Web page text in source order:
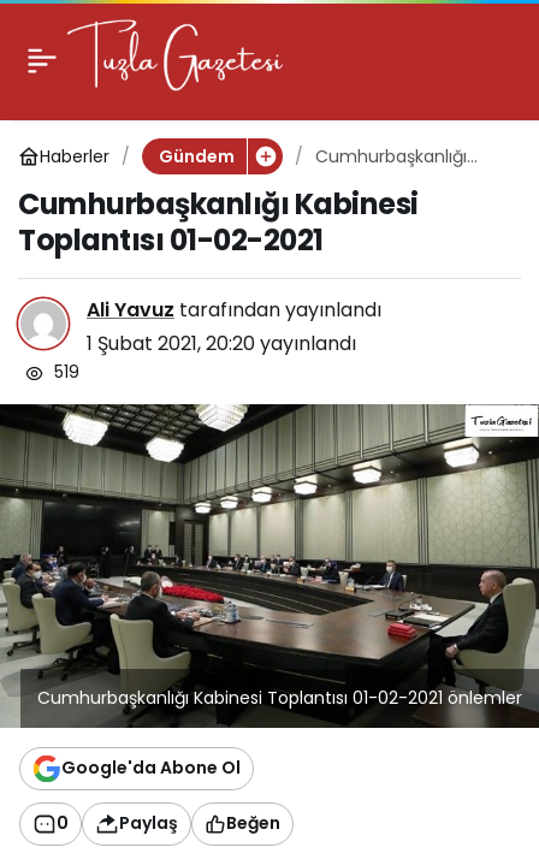
Haberler Gündem
Cumhurbaşkanlığı
02-2021
Cumhurbaşkanlığı Kabinesi
Toplantısı 01-02-2021
Ali Yavuz tarafından yayınlandı
1 Şubat 2021, 20:20yayınlandı
519
Cumhurbaşkanlığı Kabinesi Toplantısı 01-02-2021 önlemler
Google'da Abone Ol
0 Paylaş Beğen
Cumhurbaşkanlığı
Kabinesi Toplantısı 01-
02-2021